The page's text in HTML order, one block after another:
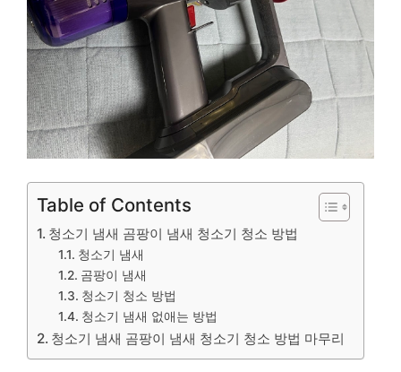
Table of Contents
청소기 냄새 곰팡이 냄새 청소기 청소 방법
청소기 냄새
곰팡이 냄새
청소기 청소 방법
청소기 냄새 없애는 방법
청소기 냄새 곰팡이 냄새 청소기 청소 방법 마무리